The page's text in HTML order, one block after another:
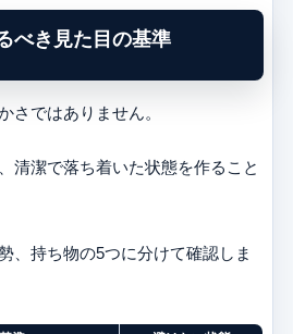
べき見た目の基準
さではありません。
清潔で落ち着いた状態を作ること
、持ち物の5つに分けて確認しま